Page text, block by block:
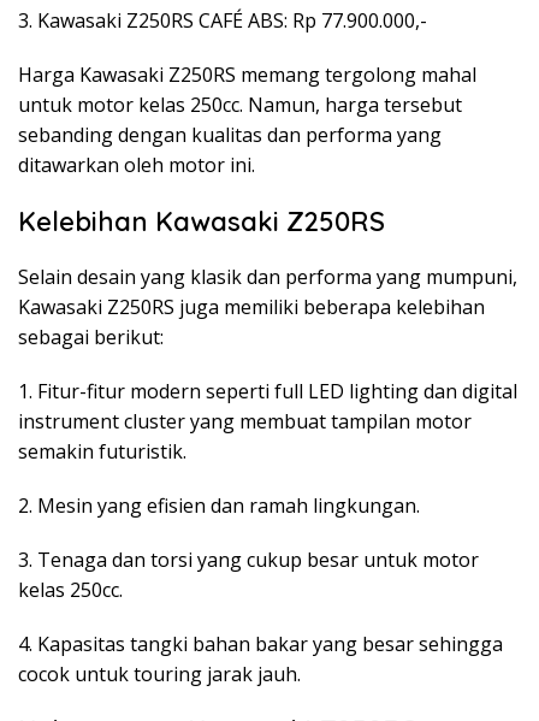
3. Kawasaki Z250RS CAFÉ ABS: Rp 77.900.000,-
Harga Kawasaki Z250RS memang tergolong mahal
untuk motor kelas 250cc. Namun, harga tersebut
sebanding dengan kualitas dan performa yang
ditawarkan oleh motor ini.
Kelebihan Kawasaki Z250RS
Selain desain yang klasik dan performa yang mumpuni,
Kawasaki Z250RS juga memiliki beberapa kelebihan
sebagai berikut:
1. Fitur-fitur modern seperti full LED lighting dan digital
instrument cluster yang membuat tampilan motor
semakin futuristik.
2. Mesin yang efisien dan ramah lingkungan.
3. Tenaga dan torsi yang cukup besar untuk motor
kelas 250cc.
4. Kapasitas tangki bahan bakar yang besar sehingga
cocok untuk touring jarak jauh.